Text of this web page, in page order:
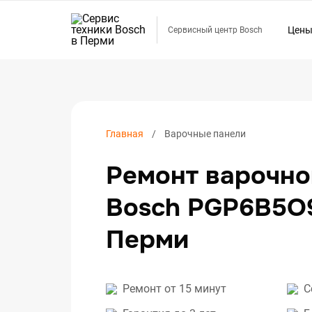
Сервисный центр Bosch Цены
Главная Варочные панели
Ремонт
Bosch
Перми
Ремонт от 15 минут